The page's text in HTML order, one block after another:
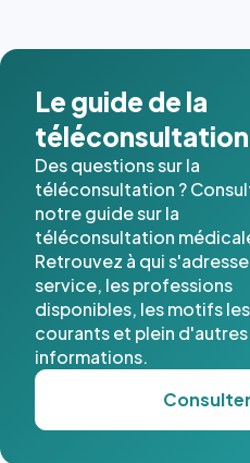
Le guide de la
téléconsultation
Des questions sur la
téléconsultation ?
notre guide sur la
téléconsultation
Retrouvez à qui
service, les professions
disponibles, les motifs
courants et plein d'autres
informations.